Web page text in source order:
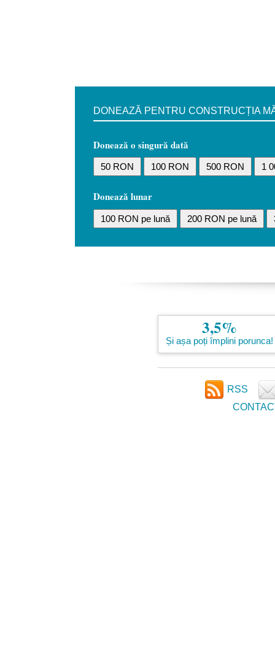
DONEAZĂ PENTRU CONSTRUCȚIA
Donează o singură dată
50 RON 100 RON 500 RON 1
Donează lunar
100 RON pe lună 200 RON pe lună
3,5%
Și așa poți împlini porunca!
RSS